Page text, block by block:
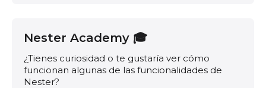
Nester Academy 🎓
¿Tienes curiosidad o te gustaría ver cómo
funcionan algunas de las funcionalidades de
Nester?